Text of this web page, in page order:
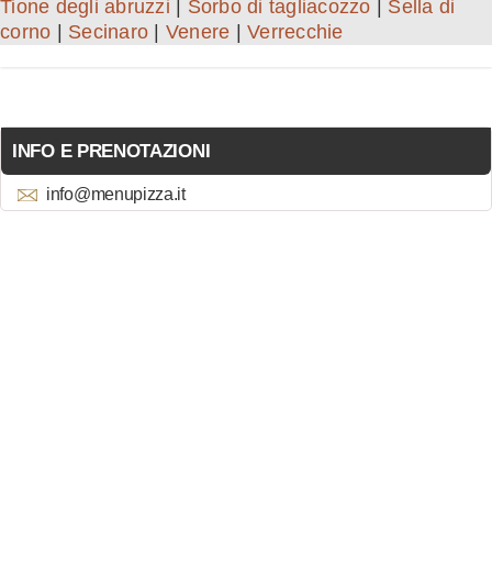
Tione degli abruzzi Sorbo di tagliacozzo
Sella di
corno
Secinaro Venere Verrecchie
INFO E PRENOTAZIONI
info@menupizza.it